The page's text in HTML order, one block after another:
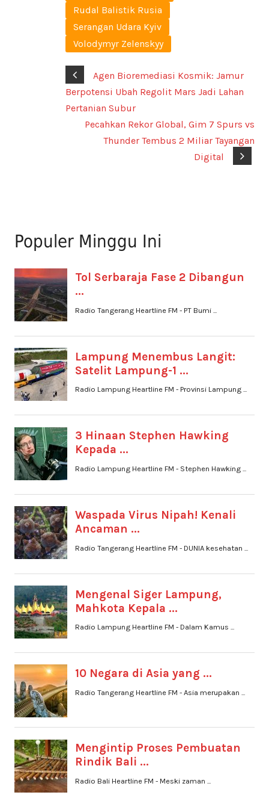
Rudal Balistik Rusia
Serangan Udara Kyiv
Volodymyr Zelenskyy
Agen Bioremediasi Kosmik: Jamur
Berpotensi Ubah Regolit Mars Jadi Lahan
Pertanian Subur
Pecahkan Rekor Global, Gim 7 Spurs vs
Thunder Tembus 2 Miliar Tayangan
Digital
Populer Minggu Ini